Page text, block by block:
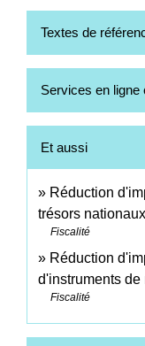
Textes de
Services en ligne
Et aussi
Réduction
trésors nationaux
Fiscalité
Réduction
d'instruments de
Fiscalité